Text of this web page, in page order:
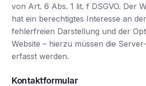
von Art. 6 Abs. 1 lit. f DSGVO. Der
hat ein berechtigtes Interesse an
fehlerfreien Darstellung und der
Website – hierzu müssen die
erfasst werden.
Kontaktformular